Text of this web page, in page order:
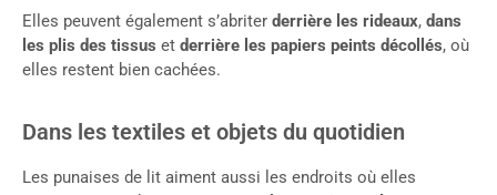
Elles peuvent également s’abriter derrière les rideaux, dans
les plis des tissus et derrière les papiers peints décollés, où
elles restent bien cachées.
Dans les textiles et objets du quotidien
Les punaises de lit aiment aussi les endroits où elles